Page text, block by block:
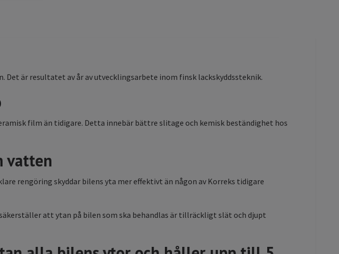
Det är resultatet av år av utvecklingsarbete inom finsk lackskyddssteknik.
film än tidigare. Detta innebär bättre slitage och kemisk beständighet hos
vatten
rengöring skyddar bilens yta mer effektivt än någon av Korreks tidigare
att ytan på bilen som ska behandlas är tillräckligt slät och djupt